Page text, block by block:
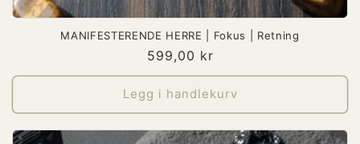
MANIFESTERENDE HERRE | Fokus | Retning
Vanlig
pris
599,00 kr
Legg i handlekurv